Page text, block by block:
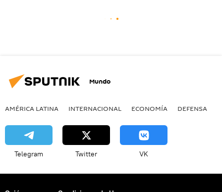
Mundo
AMÉRICA LATINA INTERNACIONAL ECONOMÍA DEFENSA
Telegram Twitter VK